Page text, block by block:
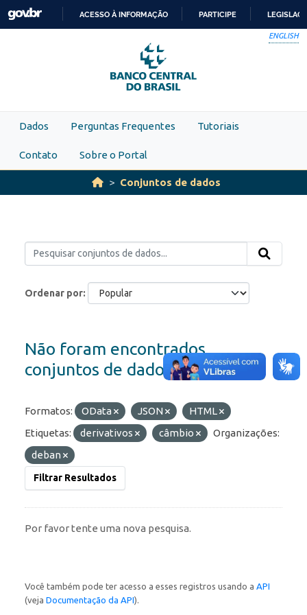
Skip to main content
PARA
O
CONTEÚDO
ACESSO À INFORMAÇÃO PARTICIPE
ENGLISH
Dados Perguntas Frequentes Tutoriais
Contato Sobre o Portal
Conjuntos de dados
Ordenar por
Não foram encontrados
conjuntos de dados
Formatos: OData JSON
HTML
Etiquetas:
derivativos câmbio
Organizações:
deban
Filtrar Resultados
Por favor tente uma nova pesquisa.
Você também pode ter acesso a esses registros usando a API
(veja Documentação da API).